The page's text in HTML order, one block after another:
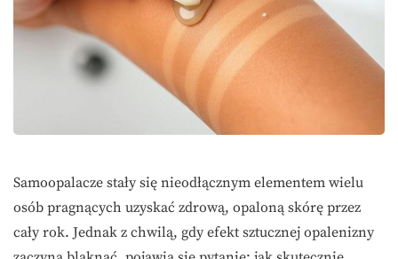
Samoopalacze stały się nieodłącznym elementem wielu
osób pragnących uzyskać zdrową, opaloną skórę przez
cały rok. Jednak z chwilą, gdy efekt sztucznej opalenizny